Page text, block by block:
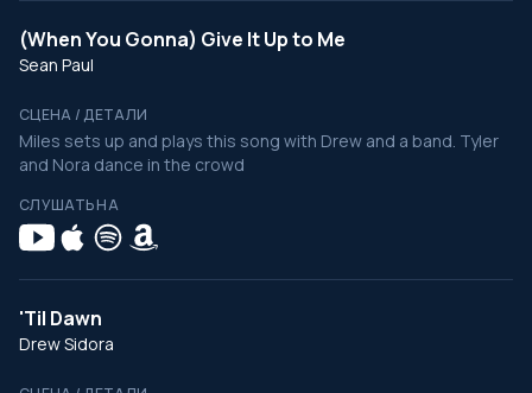
(When You Gonna) Give It Up to Me
Sean Paul
СЦЕНА / ДЕТАЛИ
Miles sets up and plays this song with Drew and a band. Tyler
and Nora dance in the crowd
СЛУШАТЬ НА
'Til Dawn
Drew Sidora